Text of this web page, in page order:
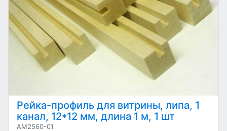
Рейка-профиль для витрины, липа, 1
канал, 12*12 мм, длина 1 м, 1 шт
AM2560-01